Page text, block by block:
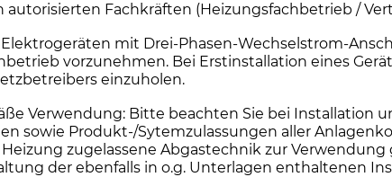
autorisierten Fachkräften (Heizungsfachbetrieb /
mit Drei-Phasen-Wechselstrom-
vorzunehmen. Bei Erstinstallation eines
einzuholen.
Verwendung: Bitte beachten Sie bei Installation
sowie Produkt-/Sytemzulassungen aller
Heizung zugelassene Abgastechnik zur
der ebenfalls in o.g. Unterlagen enthaltenen